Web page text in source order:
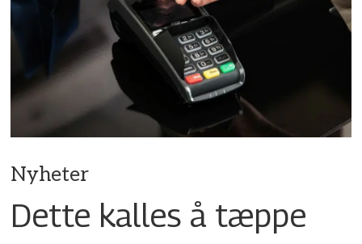
Nyheter
Dette kalles å tæppe